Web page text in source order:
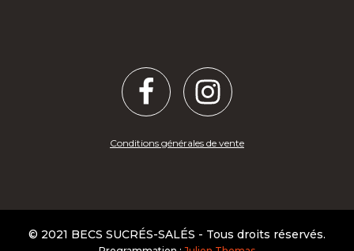
Conditions générales de vente
© 2021 BECS SUCRÉS-SALÉS - Tous droits réservés.